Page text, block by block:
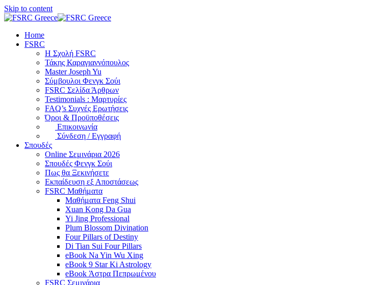
Skip to content
Home
FSRC
Η Σχολή FSRC
Τάκης Καραγιαννόπουλος
Master Joseph Yu
Σύμβουλοι Φενγκ Σούι
FSRC Σελίδα Άρθρων
Testimonials : Μαρτυρίες
FAQ’s Συχνές Ερωτήσεις
Όροι & Προϋποθέσεις
Επικοινωνία
Σύνδεση / Εγγραφή
Σπουδές
Online Σεμινάρια 2026
Σπουδές Φενγκ Σούι
Πως θα Ξεκινήσετε
Εκπαίδευση εξ Αποστάσεως
FSRC Μαθήματα
Μαθήματα Feng Shui
Xuan Kong Da Gua
Yi Jing Professional
Plum Blossom Divination
Four Pillars of Destiny
Di Tian Sui Four Pillars
eBook Na Yin Wu Xing
eBook 9 Star Ki Astrology
eBook Άστρα Πεπρωμένου
FSRC Σεμινάρια